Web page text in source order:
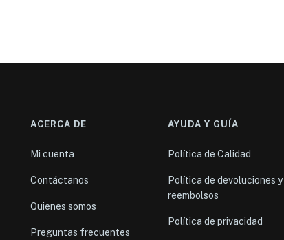
ACERCA DE
Mi cuenta
Contáctanos
Quienes somos
Preguntas frecuentes
AYUDA Y GUÍA
Política de Calidad
Política de devoluciones y
reembolsos
Política de privacidad